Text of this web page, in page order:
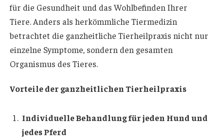
für die Gesundheit und das Wohlbefinden Ihrer
Tiere. Anders als herkömmliche Tiermedizin
betrachtet die ganzheitliche Tierheilpraxis nicht nur
einzelne Symptome, sondern den gesamten
Organismus des Tieres.
Vorteile der ganzheitlichen Tierheilpraxis
Individuelle Behandlung für jeden Hund und
jedes Pferd